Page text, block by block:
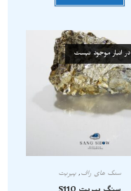
در انبار موجود نیست
سنگ های راف,پیریت